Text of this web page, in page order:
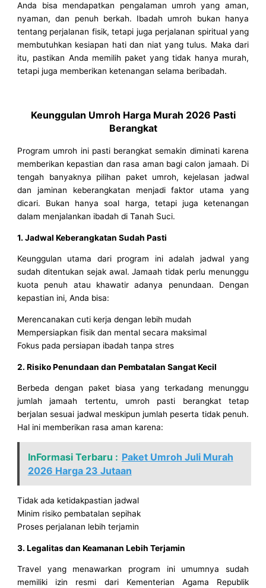
Anda bisa mendapatkan pengalaman umroh yang aman,
nyaman, dan penuh berkah. Ibadah umroh bukan hanya
tentang perjalanan fisik, tetapi juga perjalanan spiritual yang
membutuhkan kesiapan hati dan niat yang tulus. Maka dari
itu, pastikan Anda memilih paket yang tidak hanya murah,
tetapi juga memberikan ketenangan selama beribadah.
Keunggulan Umroh Harga Murah 2026 Pasti
Berangkat
Program umroh ini pasti berangkat semakin diminati karena
memberikan kepastian dan rasa aman bagi calon jamaah. Di
tengah banyaknya pilihan paket umroh, kejelasan jadwal
dan jaminan keberangkatan menjadi faktor utama yang
dicari. Bukan hanya soal harga, tetapi juga ketenangan
dalam menjalankan ibadah di Tanah Suci.
1. Jadwal Keberangkatan Sudah Pasti
Keunggulan utama dari program ini adalah jadwal yang
sudah ditentukan sejak awal. Jamaah tidak perlu menunggu
kuota penuh atau khawatir adanya penundaan. Dengan
kepastian ini, Anda bisa:
Merencanakan cuti kerja dengan lebih mudah
Mempersiapkan fisik dan mental secara maksimal
Fokus pada persiapan ibadah tanpa stres
2. Risiko Penundaan dan Pembatalan Sangat Kecil
Berbeda dengan paket biasa yang terkadang menunggu
jumlah jamaah tertentu, umroh pasti berangkat tetap
berjalan sesuai jadwal meskipun jumlah peserta tidak penuh.
Hal ini memberikan rasa aman karena:
InFormasi Terbaru : Paket Umroh Juli Murah
2026 Harga 23 Jutaan
Tidak ada ketidakpastian jadwal
Minim risiko pembatalan sepihak
Proses perjalanan lebih terjamin
3. Legalitas dan Keamanan Lebih Terjamin
Travel yang menawarkan program ini umumnya sudah
memiliki izin resmi dari Kementerian Agama Republik